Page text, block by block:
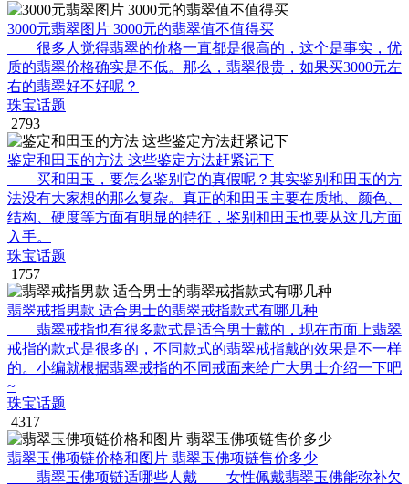
3000元翡翠图片 3000元的翡翠值不值得买
很多人觉得翡翠的价格一直都是很高的，这个是事实，优
质的翡翠价格确实是不低。那么，翡翠很贵，如果买3000元左
右的翡翠好不好呢？
珠宝话题
2793
鉴定和田玉的方法 这些鉴定方法赶紧记下
买和田玉，要怎么鉴别它的真假呢？其实鉴别和田玉的方
法没有大家想的那么复杂。真正的和田玉主要在质地、颜色、
结构、硬度等方面有明显的特征，鉴别和田玉也要从这几方面
入手。
珠宝话题
1757
翡翠戒指男款 适合男士的翡翠戒指款式有哪几种
翡翠戒指也有很多款式是适合男士戴的，现在市面上翡翠
戒指的款式是很多的，不同款式的翡翠戒指戴的效果是不一样
的。小编就根据翡翠戒指的不同戒面来给广大男士介绍一下吧
~
珠宝话题
4317
翡翠玉佛项链价格和图片 翡翠玉佛项链售价多少
翡翠玉佛项链适哪些人戴 女性佩戴翡翠玉佛能弥补欠